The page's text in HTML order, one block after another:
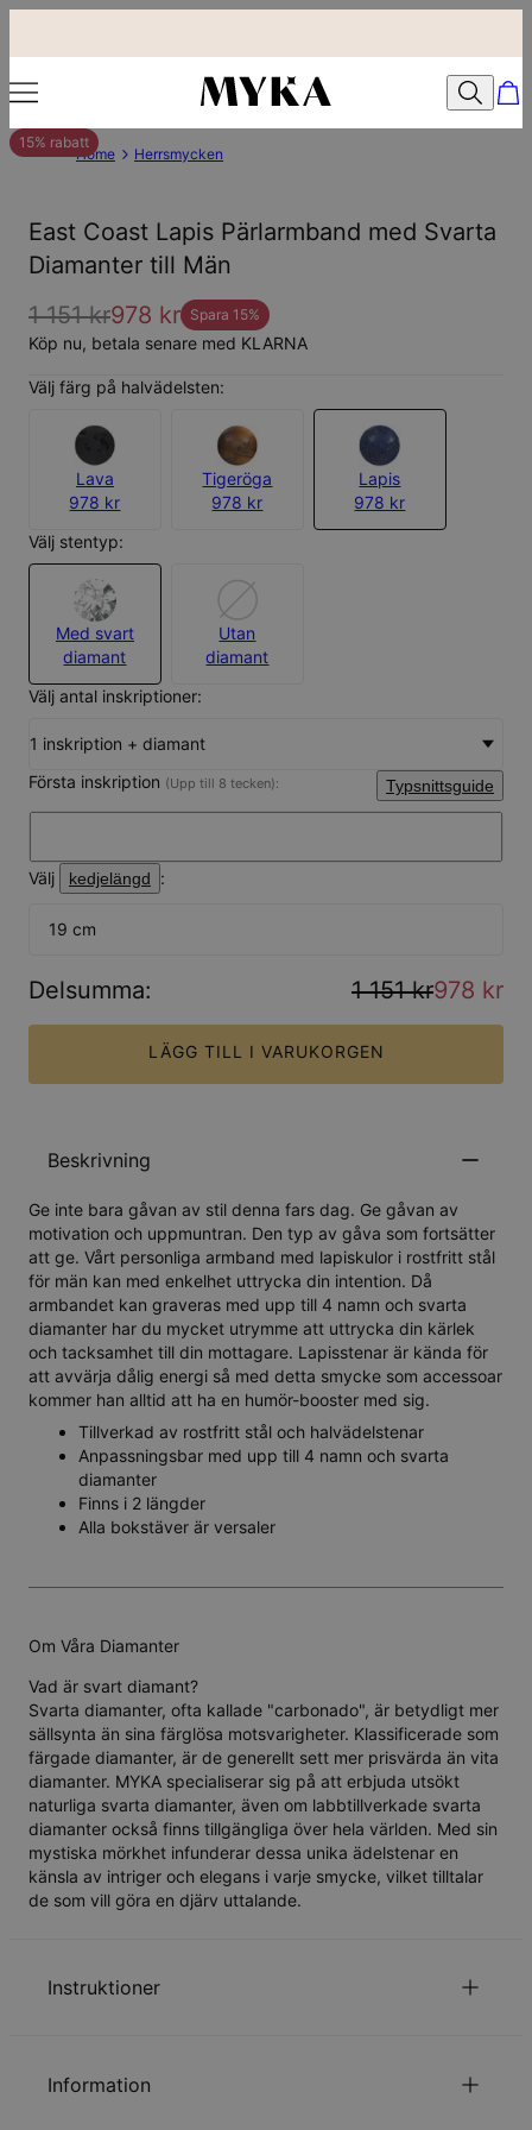
15% rabatt
Home Herrsmycken
East Coast Lapis Pärlarmband med Svarta
Diamanter till Män
1 151 kr978 kr Spara 15%
Köp nu, betala senare med KLARNA
Välj färg på halvädelsten:
Lava
978 kr
Tigeröga
978 kr
Lapis
978 kr
Välj stentyp:
Med svart
diamant
Utan
diamant
Välj antal inskriptioner:
1 inskription + diamant
Första inskription (Upp till 8 tecken): Typsnittsguide
Välj kedjelängd :
19 cm
Delsumma: 1 151 kr978 kr
LÄGG TILL I VARUKORGEN
Beskrivning
Ge inte bara gåvan av stil denna fars dag. Ge gåvan av
motivation och uppmuntran. Den typ av gåva som fortsätter
att ge. Vårt personliga armband med lapiskulor i rostfritt stål
för män kan med enkelhet uttrycka din intention. Då
armbandet kan graveras med upp till 4 namn och svarta
diamanter har du mycket utrymme att uttrycka din kärlek
och tacksamhet till din mottagare. Lapisstenar är kända för
att avvärja dålig energi så med detta smycke som accessoar
kommer han alltid att ha en humör-booster med sig.
Tillverkad av rostfritt stål och halvädelstenar
Anpassningsbar med upp till 4 namn och svarta
diamanter
Finns i 2 längder
Alla bokstäver är versaler
Om Våra Diamanter
Vad är svart diamant?
Svarta diamanter, ofta kallade "carbonado", är betydligt mer
sällsynta än sina färglösa motsvarigheter. Klassificerade som
färgade diamanter, är de generellt sett mer prisvärda än vita
diamanter. MYKA specialiserar sig på att erbjuda utsökt
naturliga svarta diamanter, även om labbtillverkade svarta
diamanter också finns tillgängliga över hela världen. Med sin
mystiska mörkhet infunderar dessa unika ädelstenar en
känsla av intriger och elegans i varje smycke, vilket tilltalar
de som vill göra en djärv uttalande.
Instruktioner
Läs om vår
Information